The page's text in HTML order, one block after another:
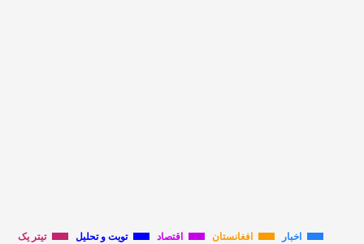
اخبار افغانستان اقتصاد تویت و تحلیل تیتر یک